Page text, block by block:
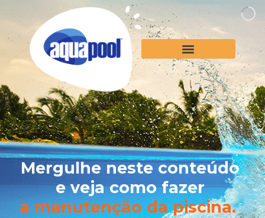
Mergulhe neste conteúdo
e veja como fazer
a manutenção da piscina.